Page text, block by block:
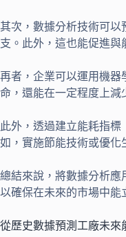
其次，數據分析技術可以
支。此外，這也能促進與
再者，企業可以運用機器
命，還能在一定程度上減
此外，透過建立能耗指
如，實施節能技術或優化
總結來說，將數據分析應
以確保在未來的市場中能
從歷史數據預測工廠未來